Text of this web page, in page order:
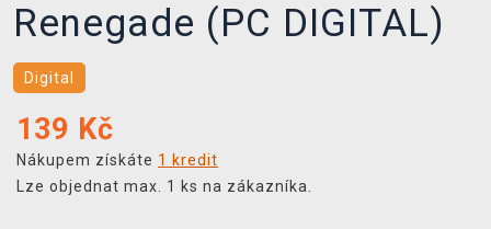
Renegade (PC DIGITAL)
Digital
139 Kč
Nákupem získáte 1 kredit
Lze objednat max. 1 ks na zákazníka.